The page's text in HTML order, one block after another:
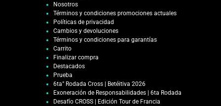
Nosotros
Términos y condiciones promociones actuales
Políticas de privacidad
Cambios y devoluciones
Términos y condiciones para garantías
Carrito
Finalizar compra
Destacados
Prueba
6ta° Rodada Cross | Betéitiva 2026
Exoneración de Responsabilidades | 6ta Rodada
Desafío CROSS | Edición Tour de Francia